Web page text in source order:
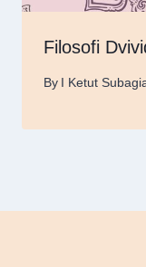
Filosofi
By I Ketut